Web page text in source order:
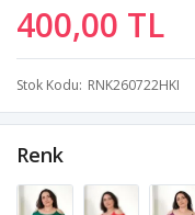
400,00 TL
Stok Kodu RNK260722HKI
Renk